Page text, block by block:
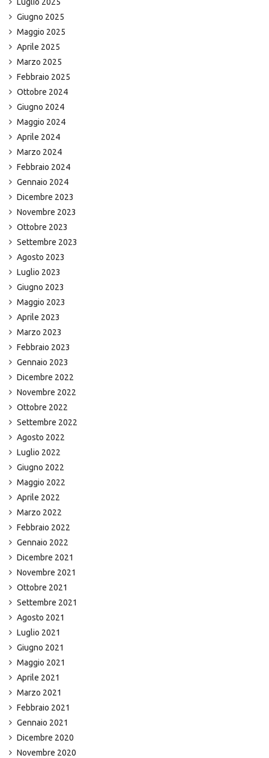
Giugno 2025
Maggio 2025
Aprile 2025
Marzo 2025
Febbraio 2025
Ottobre 2024
Giugno 2024
Maggio 2024
Aprile 2024
Marzo 2024
Febbraio 2024
Gennaio 2024
Dicembre 2023
Novembre 2023
Ottobre 2023
Settembre 2023
Agosto 2023
Luglio 2023
Giugno 2023
Maggio 2023
Aprile 2023
Marzo 2023
Febbraio 2023
Gennaio 2023
Dicembre 2022
Novembre 2022
Ottobre 2022
Settembre 2022
Agosto 2022
Luglio 2022
Giugno 2022
Maggio 2022
Aprile 2022
Marzo 2022
Febbraio 2022
Gennaio 2022
Dicembre 2021
Novembre 2021
Ottobre 2021
Settembre 2021
Agosto 2021
Luglio 2021
Giugno 2021
Maggio 2021
Aprile 2021
Marzo 2021
Febbraio 2021
Gennaio 2021
Dicembre 2020
Novembre 2020